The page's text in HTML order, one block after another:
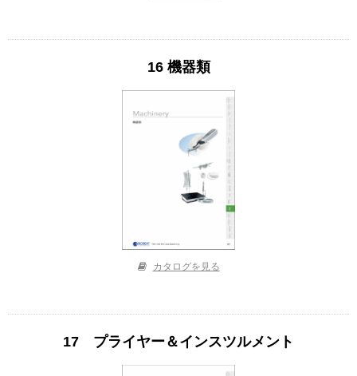
16 機器類
カタログを見る
17 プライヤー＆インスツルメント